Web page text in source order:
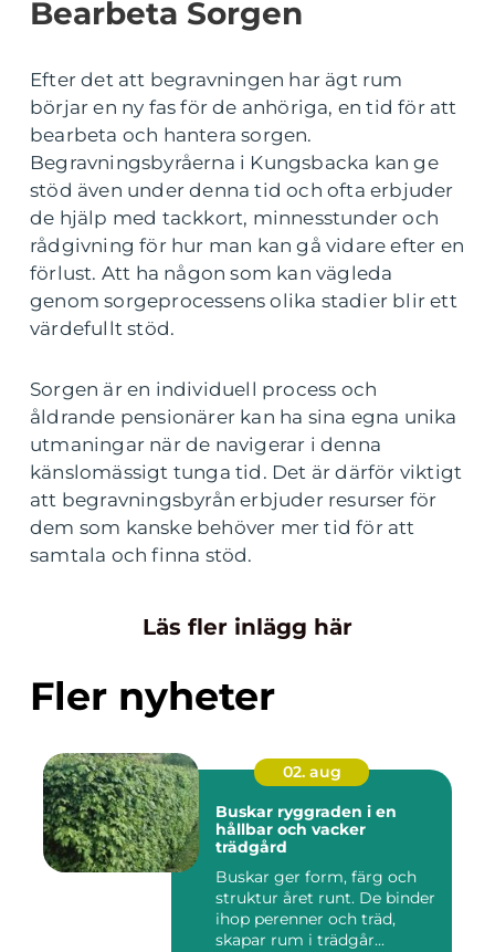
Bearbeta Sorgen
Efter det att begravningen har ägt rum
börjar en ny fas för de anhöriga, en tid för att
bearbeta och hantera sorgen.
Begravningsbyråerna i Kungsbacka kan ge
stöd även under denna tid och ofta erbjuder
de hjälp med tackkort, minnesstunder och
rådgivning för hur man kan gå vidare efter en
förlust. Att ha någon som kan vägleda
genom sorgeprocessens olika stadier blir ett
värdefullt stöd.
Sorgen är en individuell process och
åldrande pensionärer kan ha sina egna unika
utmaningar när de navigerar i denna
känslomässigt tunga tid. Det är därför viktigt
att begravningsbyrån erbjuder resurser för
dem som kanske behöver mer tid för att
samtala och finna stöd.
Läs fler inlägg här
Fler nyheter
02. aug
Buskar ryggraden i en
hållbar och vacker
trädgård
Buskar ger form, färg och
struktur året runt. De binder
ihop perenner och träd,
skapar rum i trädgår...